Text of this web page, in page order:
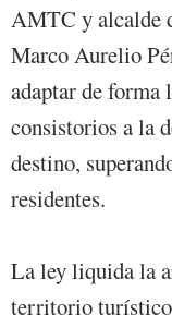
AMTC y alcalde
Marco Aurelio
adaptar de forma
consistorios a la
destino,
residentes.
La ley liquida la
territorio turístico